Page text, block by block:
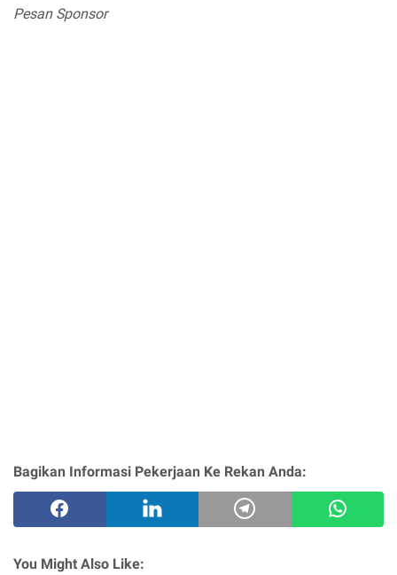
Pesan Sponsor
Bagikan Informasi Pekerjaan Ke Rekan Anda:
You Might Also Like: